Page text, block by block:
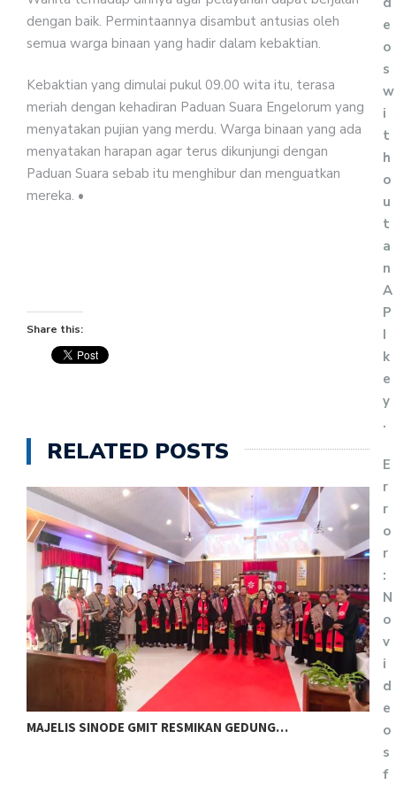
dengan baik. Permintaannya disambut antusias oleh
semua warga binaan yang hadir dalam kebaktian.
Kebaktian yang dimulai pukul 09.00 wita itu, terasa
meriah dengan kehadiran Paduan Suara Engelorum yang
menyatakan pujian yang merdu. Warga binaan yang ada
menyatakan harapan agar terus dikunjungi dengan
Paduan Suara sebab itu menghibur dan menguatkan
mereka. •
Share this:
RELATED POSTS
MAJELIS SINODE GMIT RESMIKAN GEDUNG…
e
o
s
w
i
t
h
o
u
t
a
n
A
P
I
k
e
y
.
E
r
r
o
r
:
N
o
v
i
d
e
o
s
f